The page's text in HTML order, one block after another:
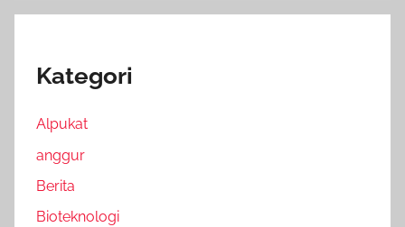
Kategori
Alpukat
anggur
Berita
Bioteknologi